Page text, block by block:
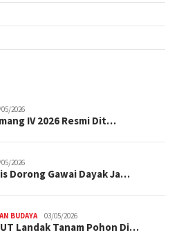
2026
IV 2026 Resmi Dit…
2026
Dorong Gawai Dayak Ja…
BUDAYA 03/05/2026
Landak Tanam Pohon Di…